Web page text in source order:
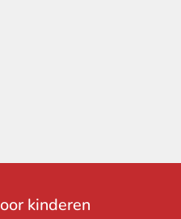
kinderen